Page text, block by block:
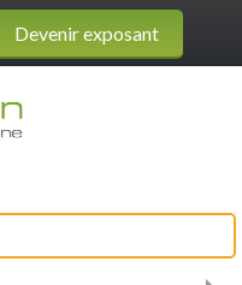
Devenir exposant